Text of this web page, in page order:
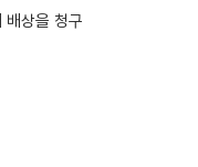
배상을 청구